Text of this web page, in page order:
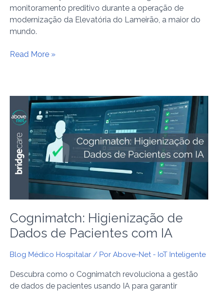
monitoramento preditivo durante a operação de
modernização da Elevatória do Lameirão, a maior do
mundo.
Read More »
Cognimatch: Higienização de
Dados de Pacientes com IA
Blog Médico Hospitalar / Por Above-Net - IoT Inteligente
Descubra como o Cognimatch revoluciona a gestão
de dados de pacientes usando IA para garantir
Cognimatch:
Higienização
de
Dados
de
Pacientes
com